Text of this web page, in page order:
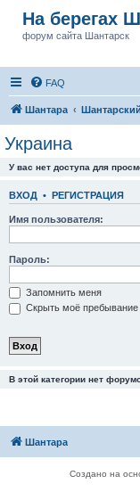
На берегах
форум сайта Шантарск
FAQ
Шантара
Украина
У вас нет доступа для
ВХОД • РЕГИСТРАЦИЯ
Имя пользователя:
Пароль:
Запомнить меня
Скрыть моё пребывание
В этой категории нет
Шантара
Создано на